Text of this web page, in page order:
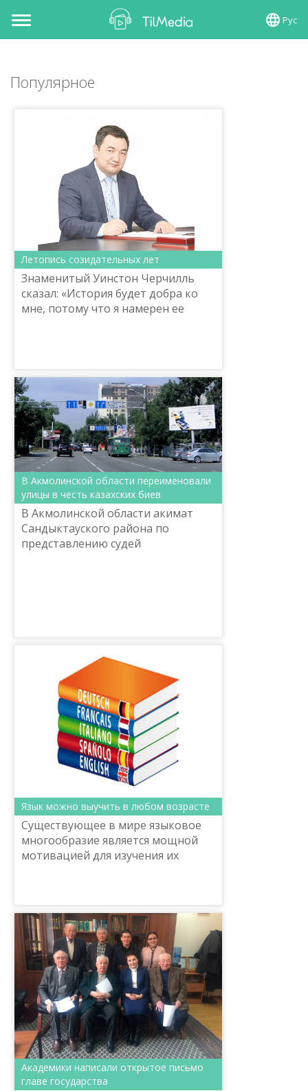
Toggle
navigation
Рус
Популярное
Летопись созидательных лет
Знаменитый Уинстон Черчилль
сказал: «История будет добра ко
мне, потому что я намерен ее
В Акмолинской области переименовали
улицы в честь казахских биев
В Акмолинской области акимат
Сандыктауского района по
представлению судей
Язык можно выучить в любом возрасте
Существующее в мире языковое
многообразие является мощной
мотивацией для изучения их
Академики написали открытое письмо
главе государства